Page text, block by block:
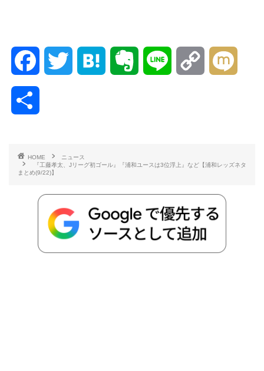
b
o
r t n
HOME
ニュース
『工藤孝太、Jリーグ初ゴール』『浦和ユースは3位浮上』など【浦和レッズネタ
まとめ(9/22)】